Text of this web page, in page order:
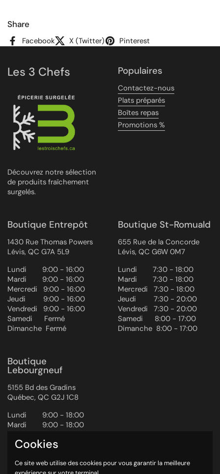
Share
Facebook X (Twitter) Pinterest
Les 3 Chefs
Découvrez notre sélection
de produits fraîchement
surgelés.
Populaires
Contactez-nous
Plats préparés
Boîtes repas
Promotions %
Boutique Entrepôt
1430 Rue Thomas Powers
Lévis, QC G7A 5L9
Lundi ‎ ‎ ‎ ‎ ‎ ‎ ‎ 9:00 - 16:00
Mardi ‎ ‎ ‎ ‎ ‎ ‎ ‎ 9:00 - 16:00
Mercredi ‎ ‎‎ 9:00 - 16:00
Jeudi ‎ ‎ ‎ ‎ ‎ ‎ ‎ ‎ 9:00 - 16:00
Vendredi ‎ ‎ ‎9:00 - 16:00
Samedi ‎ ‎ ‎ ‎ ‎ Fermé
Dimanche ‎ Fermé
Boutique St-Romuald
655 Rue de la Concorde
Lévis, QC G6W 0M7
Lundi ‎ ‎ ‎ ‎ ‎ ‎ ‎ 7:30 - 18:00
Mardi ‎ ‎ ‎ ‎ ‎ ‎ ‎ 7:30 - 18:00
Mercredi ‎ ‎‎ 7:30 - 18:00
Jeudi ‎ ‎ ‎ ‎ ‎ ‎ ‎ ‎ 7:30 - 20:00
Vendredi ‎ ‎ ‎7:30 - 20:00
Samedi ‎ ‎ ‎ ‎ ‎ 8:00 - 17:00
Dimanche ‎ 8:00 - 17:00
Boutique
Lebourgneuf
5155 Bd des Gradins
Québec, QC G2J 1C8
Lundi ‎ ‎ ‎ ‎ ‎ ‎ ‎ 9:00 - 18:00
Mardi ‎ ‎ ‎ ‎ ‎ ‎ ‎ 9:00 - 18:00
Jeudi ‎ ‎ ‎ ‎ ‎ ‎ ‎ ‎ 9:00 - 20:00
Samedi ‎ ‎ ‎ ‎ ‎ 9:00 - 17:00
Cookies
Ce site web utilise des cookies pour vous garantir la meilleure